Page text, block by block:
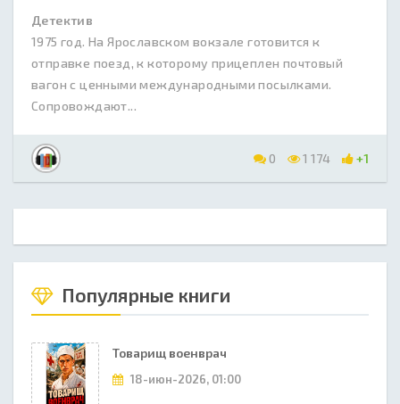
Детектив
1975 год. На Ярославском вокзале готовится к
отправке поезд, к которому прицеплен почтовый
вагон с ценными международными посылками.
Сопровождают...
0 1 174 +1
Популярные книги
Товарищ военврач
18-июн-2026, 01:00